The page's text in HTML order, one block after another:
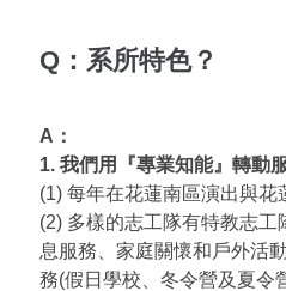
Q：系所特色？
A：
1. 我們用『專業知能』轉動
(1) 每年在花蓮南區演出與花
(2) 多樣的志工隊有特教志
息服務、家庭關懷和戶外活
務(假日學校、冬令營及夏令